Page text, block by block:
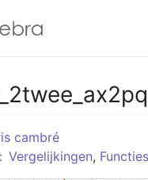
Klaslokaal
cambré
Vergelijkingen, Functies